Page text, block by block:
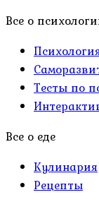
Все о
Тесты по
Все о еде
Кулинария
Рецепты